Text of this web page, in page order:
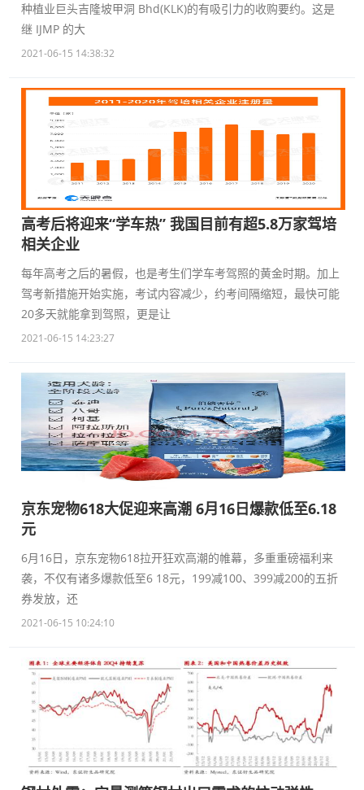
种植业巨头吉隆坡甲洞 Bhd(KLK)的有吸引力的收购要约。这是
继 IJMP 的大
2021-06-15 14:38:32
高考后将迎来“学车热” 我国目前有超5.8万家驾培
相关企业
每年高考之后的暑假，也是考生们学车考驾照的黄金时期。加上
驾考新措施开始实施，考试内容减少，约考间隔缩短，最快可能
20多天就能拿到驾照，更是让
2021-06-15 14:23:27
京东宠物618大促迎来高潮 6月16日爆款低至6.18
元
6月16日，京东宠物618拉开狂欢高潮的帷幕，多重重磅福利来
袭，不仅有诸多爆款低至6 18元，199减100、399减200的五折
券发放，还
2021-06-15 10:24:10